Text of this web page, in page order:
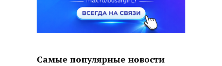
Самые популярные новости